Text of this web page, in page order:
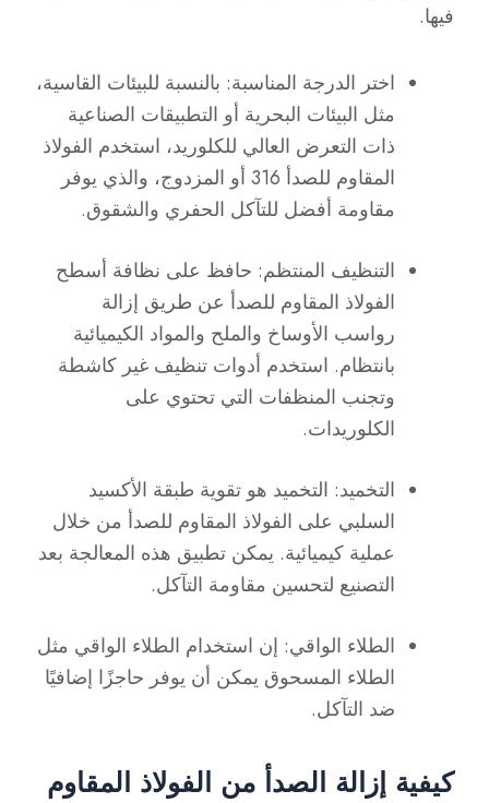
فيها.
اختر الدرجة المناسبة: بالنسبة للبيئات القاسية،
مثل البيئات البحرية أو التطبيقات الصناعية
ذات التعرض العالي للكلوريد، استخدم الفولاذ
المقاوم للصدأ 316 أو المزدوج، والذي يوفر
مقاومة أفضل للتآكل الحفري والشقوق.
التنظيف المنتظم: حافظ على نظافة أسطح
الفولاذ المقاوم للصدأ عن طريق إزالة
رواسب الأوساخ والملح والمواد الكيميائية
بانتظام. استخدم أدوات تنظيف غير كاشطة
وتجنب المنظفات التي تحتوي على
الكلوريدات.
التخميد: التخميد هو تقوية طبقة الأكسيد
السلبي على الفولاذ المقاوم للصدأ من خلال
عملية كيميائية. يمكن تطبيق هذه المعالجة بعد
التصنيع لتحسين مقاومة التآكل.
الطلاء الواقي: إن استخدام الطلاء الواقي مثل
الطلاء المسحوق يمكن أن يوفر حاجزًا إضافيًا
ضد التآكل.
كيفية إزالة الصدأ من الفولاذ المقاوم